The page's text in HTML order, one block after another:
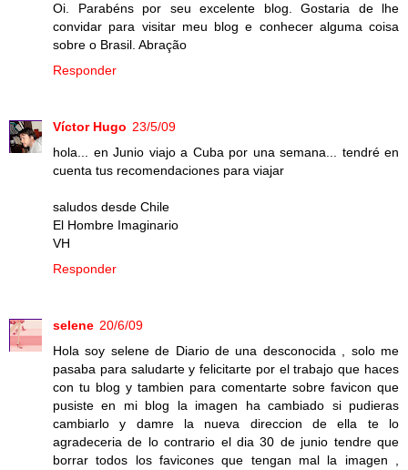
Oi. Parabéns por seu excelente blog. Gostaria de lhe
convidar para visitar meu blog e conhecer alguma coisa
sobre o Brasil. Abração
Responder
Víctor Hugo 23/5/09
hola... en Junio viajo a Cuba por una semana... tendré en
cuenta tus recomendaciones para viajar
saludos desde Chile
El Hombre Imaginario
VH
Responder
selene 20/6/09
Hola soy selene de Diario de una desconocida , solo me
pasaba para saludarte y felicitarte por el trabajo que haces
con tu blog y tambien para comentarte sobre favicon que
pusiste en mi blog la imagen ha cambiado si pudieras
cambiarlo y damre la nueva direccion de ella te lo
agradeceria de lo contrario el dia 30 de junio tendre que
borrar todos los favicones que tengan mal la imagen ,